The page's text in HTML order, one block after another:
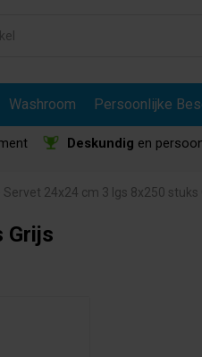
Washroom Persoonlijke
Deskundig en
Servet 24x24 cm 3 lgs 8x250 stuks
Grijs